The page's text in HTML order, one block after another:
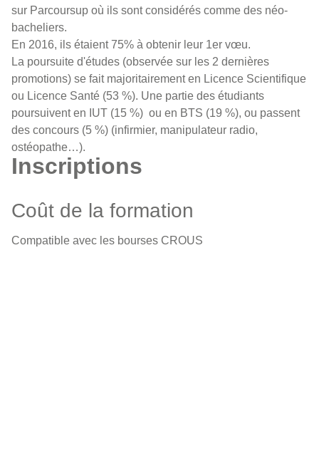
sur Parcoursup où ils sont considérés comme des néo-
bacheliers.
En 2016, ils étaient 75% à obtenir leur 1er vœu.
La poursuite d'études (observée sur les 2 dernières
promotions) se fait majoritairement en Licence Scientifique
ou Licence Santé (53 %). Une partie des étudiants
poursuivent en IUT (15 %) ou en BTS (19 %), ou passent
des concours (5 %) (infirmier, manipulateur radio,
ostéopathe…).
Inscriptions
Coût de la formation
Compatible avec les bourses CROUS